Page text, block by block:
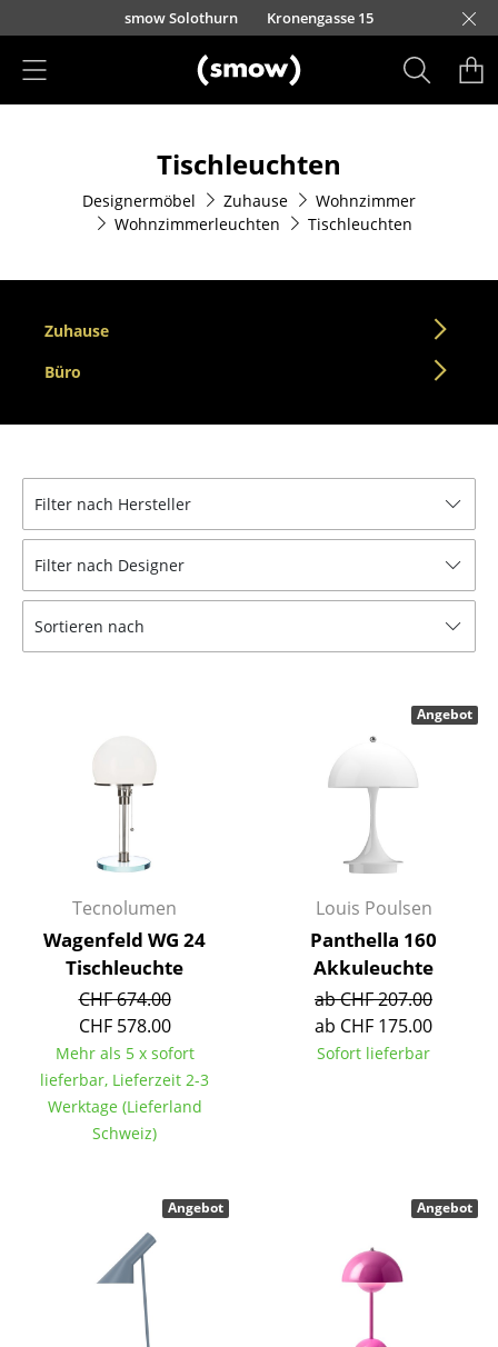
Direkt zum Inhaltsmow Solothurn Kronengasse 15
Esszimmerstühle
Barhocker
Hocker
Bänke & Liegen
Sitzsäcke
Schaukelstühle
Bürodrehstühle
Konferenzstühle
Einzelteile
... alle Sitzmöbel
Tische
Esstische
Beistelltische
Sekretäre & PC-Tische
Konferenztische
Stehtische & Stehpulte
Tischleuchten
Designermöbel Zuhause
Wohnzimmer
Wohnzimmerleuchten
Tischleuchten
Zuhause
Büro
Filter nach Hersteller
Filter nach Designer
Sortieren nach
Tecnolumen
Wagenfeld WG 24
Tischleuchte
CHF 674.00
CHF 578.00
Mehr als 5 x sofort
lieferbar, Lieferzeit 2-3
Werktage (Lieferland
Schweiz)
Louis Poulsen
Panthella 160
Akkuleuchte
ab CHF 207.00
ab CHF 175.00
Sofort lieferbar
Angebot
Angebot Angebot